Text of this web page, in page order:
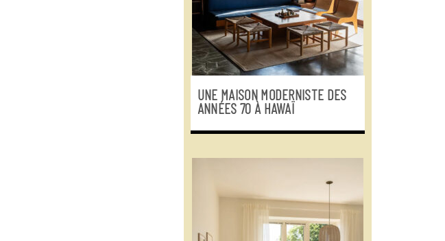
UNE MAISON MODERNISTE DES
ANNÉES 70 À HAWAÏ